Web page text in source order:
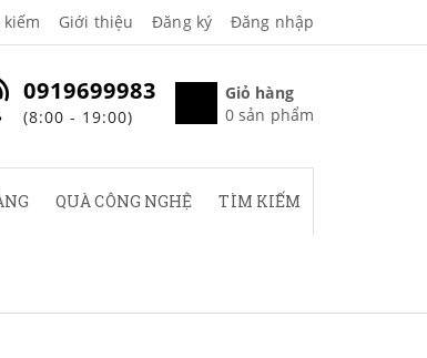
Giới thiệu Đăng ký Đăng nhập
Giỏ hàng
0 sản phẩm
0919699983
(8:00 - 19:00)
QUÀ CÔNG NGHỆ TÌM KIẾM